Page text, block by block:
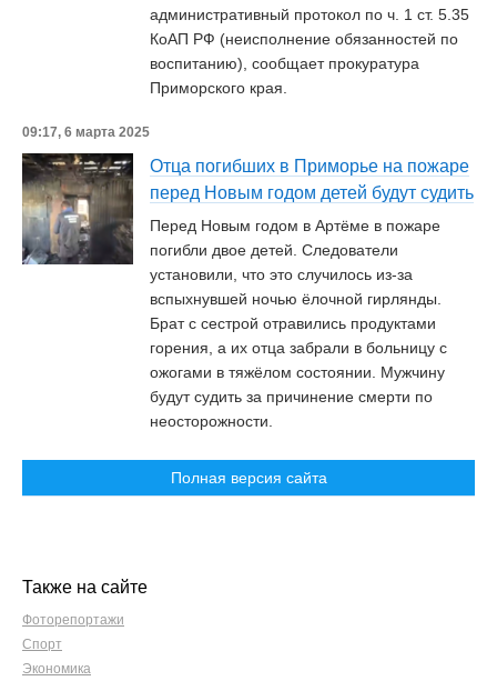
административный протокол по ч. 1 ст. 5.35
КоАП РФ (неисполнение обязанностей по
воспитанию), сообщает прокуратура
Приморского края.
09:17, 6 марта 2025
Отца погибших в Приморье на пожаре
перед Новым годом детей будут судить
Перед Новым годом в Артёме в пожаре
погибли двое детей. Следователи
установили, что это случилось из-за
вспыхнувшей ночью ёлочной гирлянды.
Брат с сестрой отравились продуктами
горения, а их отца забрали в больницу с
ожогами в тяжёлом состоянии. Мужчину
будут судить за причинение смерти по
неосторожности.
Полная версия сайта
Также на сайте
Фоторепортажи
Спорт
Экономика